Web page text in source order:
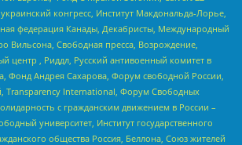
конгресс, Институт Макдональда-Лорье,
федерация Канады, Декабристы, Международный
Вильсона, Свободная пресса, Возрождение,
центр , Риддл, Русский антивоенный комитет в
Фонд Андрея Сахарова, Форум свободной России,
Transparеncy International, Форум Свободных
с гражданским движением в России –
университет, Институт государственного
общества Россия, Беллона, Союз жителей